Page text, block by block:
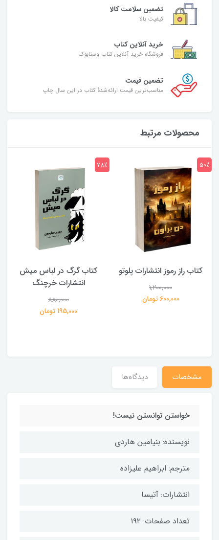
تضمین سلامت کالا
کیفیت بالا
خرید آنلاین کتاب
فروشگاه خرید آنلاین کتاب وستابوک
تضمین قیمت
مناسب‌ترین قیمت ارائه‌شدۀ کتاب در این سال چاپ
محصولات مرتبط
کتاب راز رموز انتشارات پلوتو
1,200,000
600,000 تومان
50٪
کتاب گرگ در لباس میش
انتشارات خرچنگ
880,000
195,000 تومان
78٪
مشخصات دیدگاه‌ها
خواستن توانستن نیست!
نویسنده: بنیامین هاردی
مترجم: ابراهیم علیزاده
انتشارات: آتیسا
تعداد صفحات: ۱۹۲